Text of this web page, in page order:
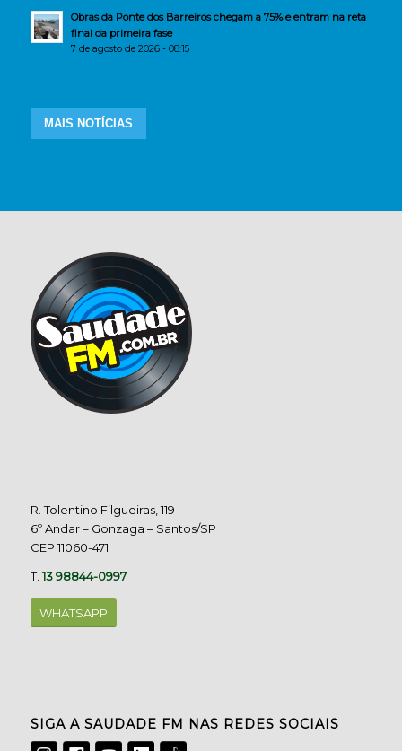
Obras da Ponte dos Barreiros chegam a 75% e entram na reta
final da primeira fase
7 de agosto de 2026 - 08:15
MAIS NOTÍCIAS
R. Tolentino Filgueiras, 119
6º Andar – Gonzaga – Santos/SP
CEP 11060-471
T.13 98844-0997
WHATSAPP
SIGA A SAUDADE FM NAS REDES SOCIAIS